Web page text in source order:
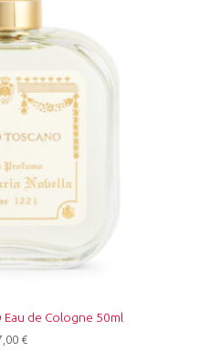
Eau de Cologne 50ml
€